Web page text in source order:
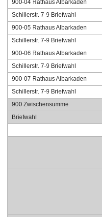
900-04 Rathaus Albarkaden
Schillerstr. 7-9 Briefwahl
900-05 Rathaus Albarkaden
Schillerstr. 7-9 Briefwahl
900-06 Rathaus Albarkaden
Schillerstr. 7-9 Briefwahl
900-07 Rathaus Albarkaden
Schillerstr. 7-9 Briefwahl
900 Zwischensumme
Briefwahl